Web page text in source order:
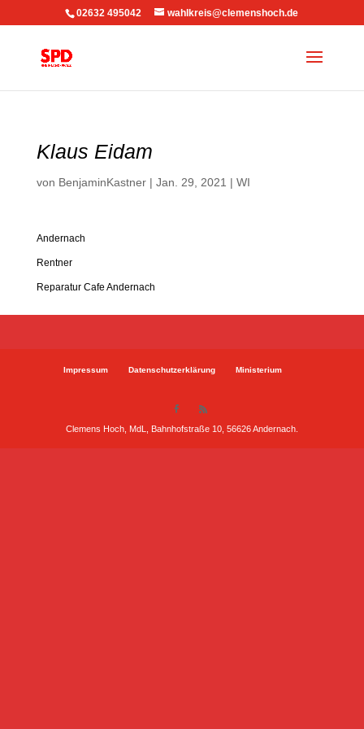
02632 495042 wahlkreis@clemenshoch.de
Klaus Eidam
von BenjaminKastner| Jan. 29, 2021 | WI
Andernach
Rentner
Reparatur Cafe Andernach
Impressum Datenschutzerklärung Ministerium
Clemens Hoch, MdL, Bahnhofstraße 10, 56626 Andernach.